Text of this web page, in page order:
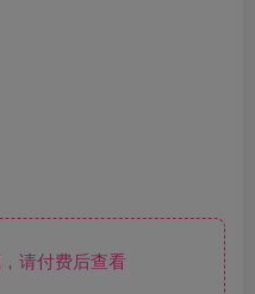
请付费后查看